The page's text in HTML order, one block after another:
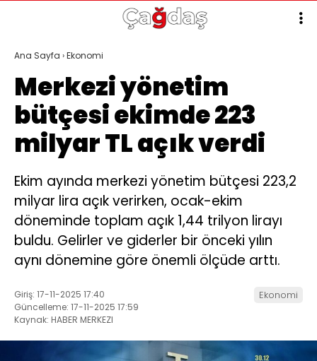
Ana Sayfa ›Ekonomi
Merkezi yönetim
bütçesi ekimde 223
milyar TL açık verdi
Ekim ayında merkezi yönetim bütçesi 223,2
milyar lira açık verirken, ocak-ekim
döneminde toplam açık 1,44 trilyon lirayı
buldu. Gelirler ve giderler bir önceki yılın
aynı dönemine göre önemli ölçüde arttı.
Giriş: 17-11-2025 17:40
Güncelleme: 17-11-2025 17:59
Kaynak: HABER MERKEZI
Ekonomi